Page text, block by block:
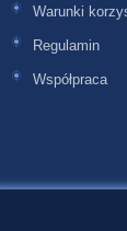
Warunki
Regulamin
Współpraca